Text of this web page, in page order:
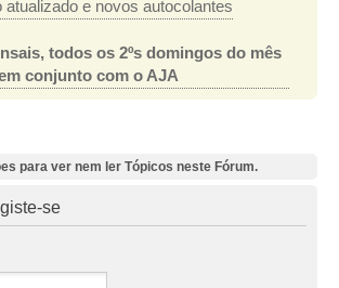
atualizado e novos autocolantes
todos os 2ºs domingos do mês
conjunto com o AJA
para ver nem ler Tópicos neste Fórum.
se